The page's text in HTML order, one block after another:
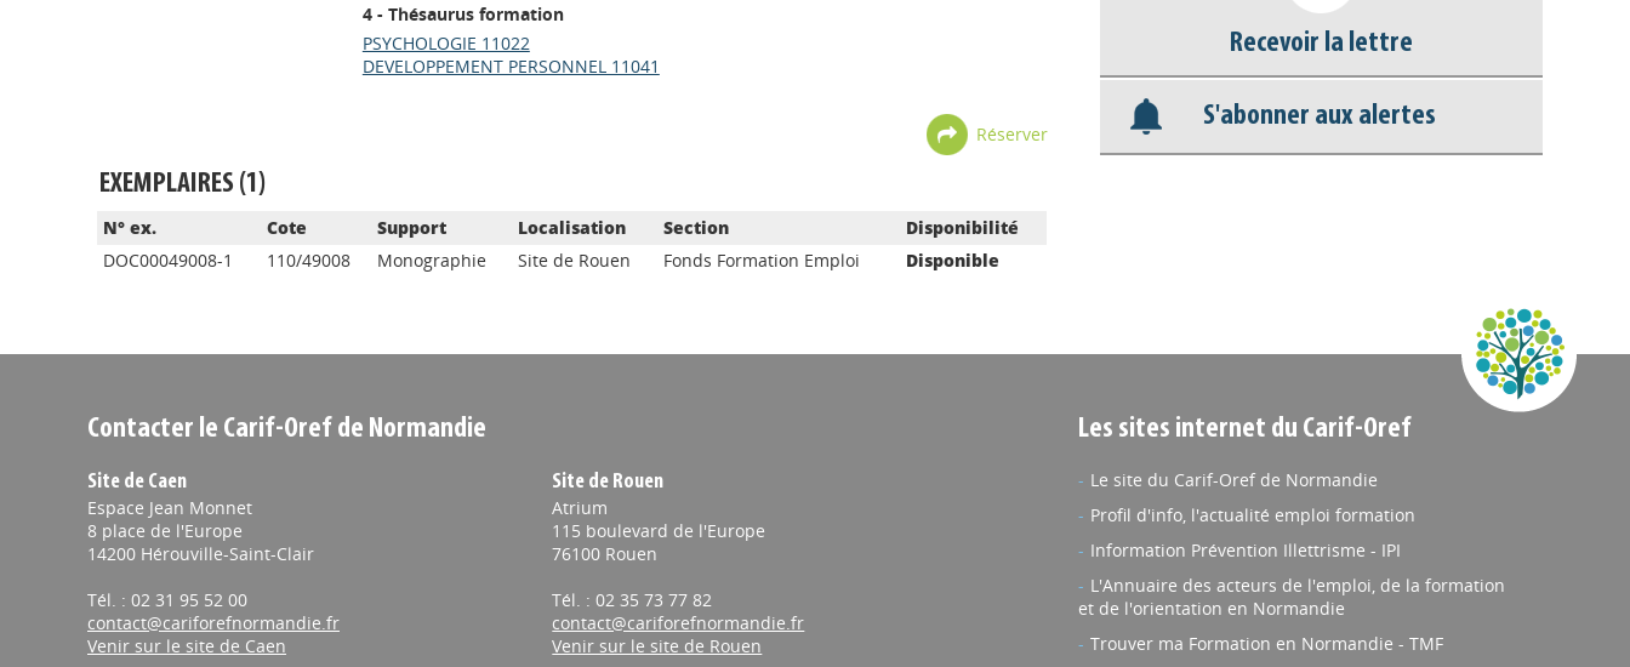
4 - Thésaurus formation
PSYCHOLOGIE 11022
DEVELOPPEMENT PERSONNEL 11041
Réserver
EXEMPLAIRES (1)
N° ex. Cote Support Localisation Section
Disponibilité
DOC00049008-1
110/49008 Monographie Site de Rouen Fonds Formation Emploi Disponible
Base documentaire
Nos veilles Scoop.it
Recevoir la lettre
S'abonner aux alertes
Contacter le Carif-Oref de Normandie
Site de Caen
Espace Jean Monnet
8 place de l'Europe
14200 Hérouville-Saint-Clair
Tél. : 02 31 95 52 00
contact@cariforefnormandie.fr
Venir sur le site de Caen
Site de Rouen
Atrium
115 boulevard de l'Europe
76100 Rouen
Tél. : 02 35 73 77 82
contact@cariforefnormandie.fr
Venir sur le site de Rouen
Les sites internet du Carif-Oref
Le site du Carif-Oref de Normandie
Profil d'info, l'actualité emploi formation
Information Prévention Illettrisme - IPI
L'Annuaire des acteurs de l'emploi, de la formation
et de l'orientation en Normandie
Trouver ma Formation en Normandie - TMF